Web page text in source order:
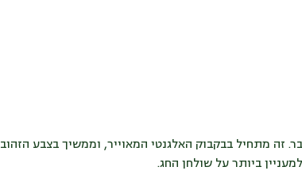
מתחיל בבקבוק האלגנטי המאוייר, וממשיך בצבע הזהוב
ביותר על שולחן החג.